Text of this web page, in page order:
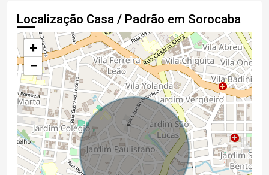
Localização Casa / Padrão em Sorocaba
+
−